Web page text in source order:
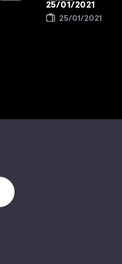
25/01/2021
25/01/2021